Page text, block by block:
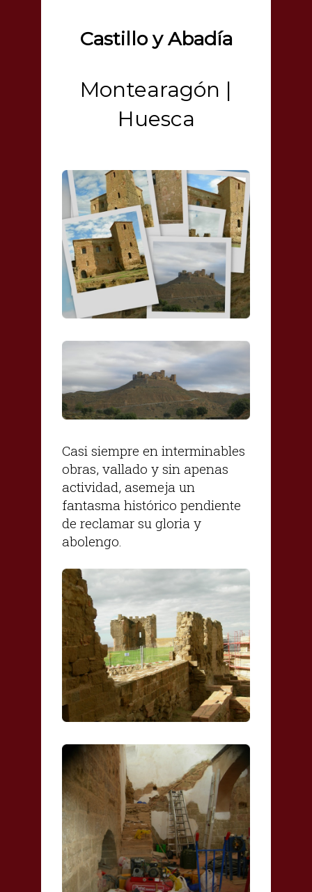
Castillo y Abadía
Montearagón |
Huesca
Casi siempre en interminables
obras, vallado y sin apenas
actividad, asemeja un
fantasma histórico pendiente
de reclamar su gloria y
abolengo.